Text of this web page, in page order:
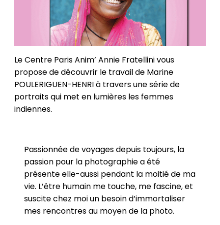
Le Centre Paris Anim’ Annie Fratellini vous
propose de découvrir le travail de Marine
POULERIGUEN-HENRI à travers une série de
portraits qui met en lumières les femmes
indiennes.
Passionnée de voyages depuis toujours, la
passion pour la photographie a été
présente elle-aussi pendant la moitié de ma
vie. L’être humain me touche, me fascine, et
suscite chez moi un besoin d’immortaliser
mes rencontres au moyen de la photo.